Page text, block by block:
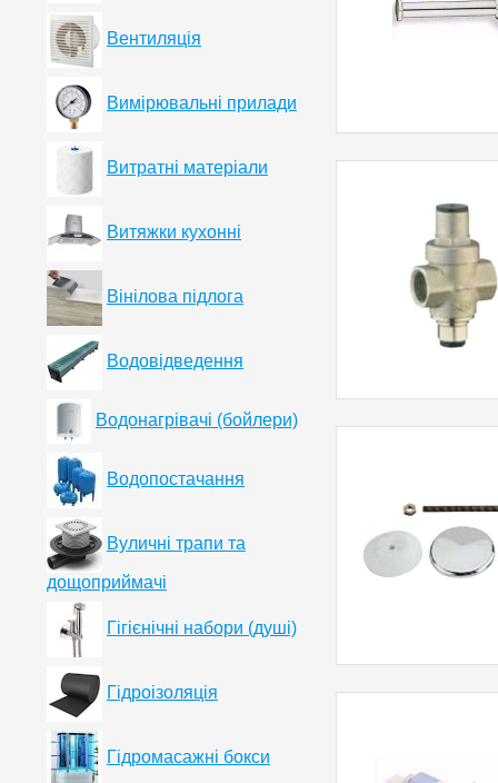
Вентиляція
Вимірювальні прилади
Витратні матеріали
Витяжки кухонні
Вінілова підлога
Водовідведення
Водонагрівачі (бойлери)
Водопостачання
Вуличні трапи та
дощоприймачі
Гігієнічні набори (душі)
Гідроізоляція
Гідромасажні бокси